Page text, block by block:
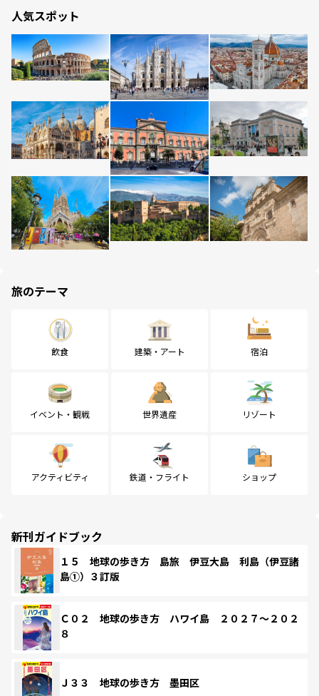
人気スポット
旅のテーマ
飲食 建築・アート 宿泊
イベント・観戦 世界遺産 リゾート
アクティビティ 鉄道・フライト ショップ
新刊ガイドブック
１５ 地球の歩き方 島旅 伊豆大島 利島（伊豆諸
島①）３訂版
Ｃ０２ 地球の歩き方 ハワイ島 ２０２７～２０２
８
Ｊ３３ 地球の歩き方 墨田区